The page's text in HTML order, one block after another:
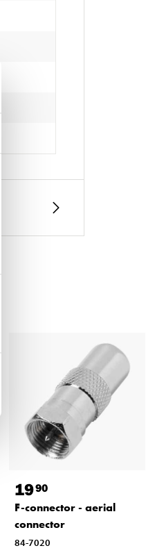
1990
F-connector - aerial
connector
84-7020